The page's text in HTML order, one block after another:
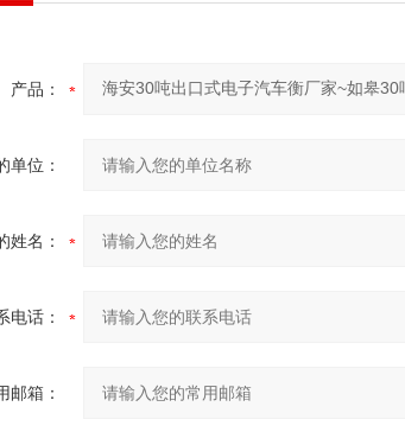
产品：
单位：
姓名：
电话：
邮箱：